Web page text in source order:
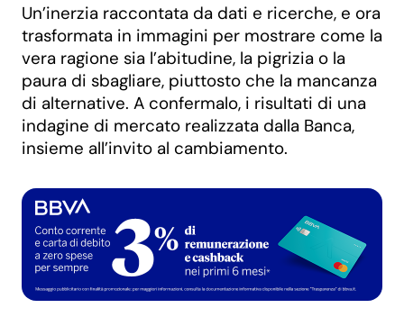
Un’inerzia raccontata da dati e ricerche, e ora
trasformata in immagini per mostrare come la
vera ragione sia l’abitudine, la pigrizia o la
paura di sbagliare, piuttosto che la mancanza
di alternative. A confermalo, i risultati di una
indagine di mercato realizzata dalla Banca,
insieme all’invito al cambiamento.